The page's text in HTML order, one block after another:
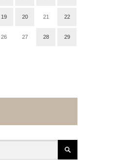
19 20 21 22
26 27 28 29